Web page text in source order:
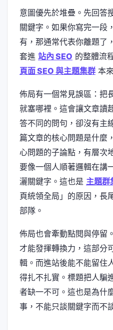
意圖優先於堆疊。先回答
關鍵字。如果你寫完一段
有，那通常代表你離題了
套進 站內 SEO 的整體流
頁面 SEO 與主題集群 本
佈局有一個常見誤區：把
就塞哪裡。這會讓文章讀
答不同的問句，卻沒有主
篇文章的核心問題是什麼
心問題的子論點，有層次
要像一個人順著邏輯在講
灑關鍵字。這也是 主題群
頁統領全局」的原因，長
部隊。
佈局也會牽動點閱與停留
才能發揮轉換力，這部分
輯。而進站後能不能留住
得扎不扎實。標題把人騙
者缺一不可。這也是為什
事，不能只談關鍵字而不